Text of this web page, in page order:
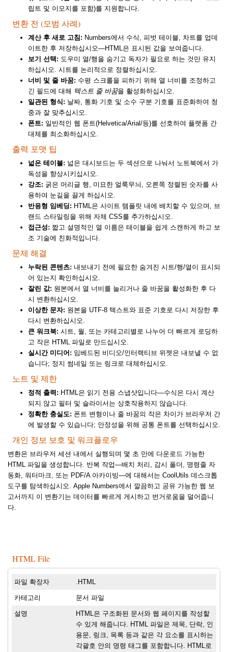
립트 및 이모지를 포함)를 지원합니다.
변환 전 (모범 사례)
계산 후 새로 고침: Numbers에서 수식, 피벗 테이블, 차트를 업데
이트한 후 저장하십시오—HTML은 표시된 값을 보여줍니다.
보기 선택: 도우미 열/행을 숨기고 독자가 필요로 하는 것만 유지
하십시오. 시트를 논리적으로 정렬하십시오.
너비 및 줄 바꿈: 수평 스크롤을 피하기 위해 열 너비를 조정하고
긴 필드에 대해 텍스트 줄 바꿈을 활성화하십시오.
일관된 형식: 날짜, 통화 기호 및 소수 구분 기호를 표준화하여 청
중과 잘 맞추십시오.
폰트: 일반적인 웹 폰트(Helvetica/Arial/등)를 선호하여 플랫폼 간
대체를 최소화하십시오.
출력 포맷 팁
넓은 테이블: 넓은 대시보드는 두 섹션으로 나눠서 노트북에서 가
독성을 향상시키십시오.
강조: 굵은 머리글 행, 미묘한 얼룩무늬, 오른쪽 정렬된 숫자를 사
용하여 눈길을 끌게 하십시오.
반응형 임베딩: HTML은 사이트 템플릿 내에 배치할 수 있으며, 브
랜드 스타일링을 위해 자체 CSS를 추가하십시오.
접근성: 짧고 설명적인 열 이름은 테이블을 쉽게 스캔하게 하고 보
조 기술에 친화적입니다.
문제 해결
누락된 콘텐츠: 내보내기 전에 필요한 숨겨진 시트/행/열이 표시되
어 있는지 확인하십시오.
잘린 값: 원본에서 열 너비를 늘리거나 줄 바꿈을 활성화한 후 다
시 변환하십시오.
이상한 문자: 원본을 UTF-8 텍스트와 표준 기호로 다시 저장한 후
다시 변환하십시오.
큰 워크북: 시트, 월, 또는 카테고리별로 나누어 더 빠르게 로딩하
고 작은 HTML 파일로 만드십시오.
실시간 미디어: 임베드된 비디오/인터랙티브 위젯은 내보낼 수 없
습니다; 정지 썸네일 또는 링크로 대체하십시오.
노트 및 제한
정적 출력: HTML은 읽기 전용 스냅샷입니다—수식은 다시 계산
되지 않고 필터 및 슬라이서는 상호작용하지 않습니다.
정확한 충실도: 폰트 변형이나 줄 바꿈의 작은 차이가 브라우저 간
에 발생할 수 있습니다; 안정성을 위해 공통 폰트를 선택하십시오.
개인 정보 보호 및 워크플로우
변환은 브라우저 세션 내에서 실행되며 몇 초 만에 다운로드 가능한
HTML 파일을 생성합니다. 반복 작업—배치 처리, 감시 폴더, 명령줄 자
동화, 워터마크, 또는 PDF/A 아카이빙—에 대해서는 CoolUtils 데스크톱
도구를 탐색하십시오. Apple Numbers에서 깔끔하고 공유 가능한 웹 보
고서까지 이 변환기는 데이터를 빠르게 게시하고 번거로움을 덜어줍니
다.
HTML File
파일 확장자 .HTML
카테고리 문서 파일
설명
HTML은 구조화된 문서와 웹 페이지를 작성할
수 있게 해줍니다. HTML 파일은 제목, 단락, 인
용문, 링크, 목록 등과 같은 각 요소를 표시하는
각괄호 안의 명령 태그를 포함합니다. HTML로